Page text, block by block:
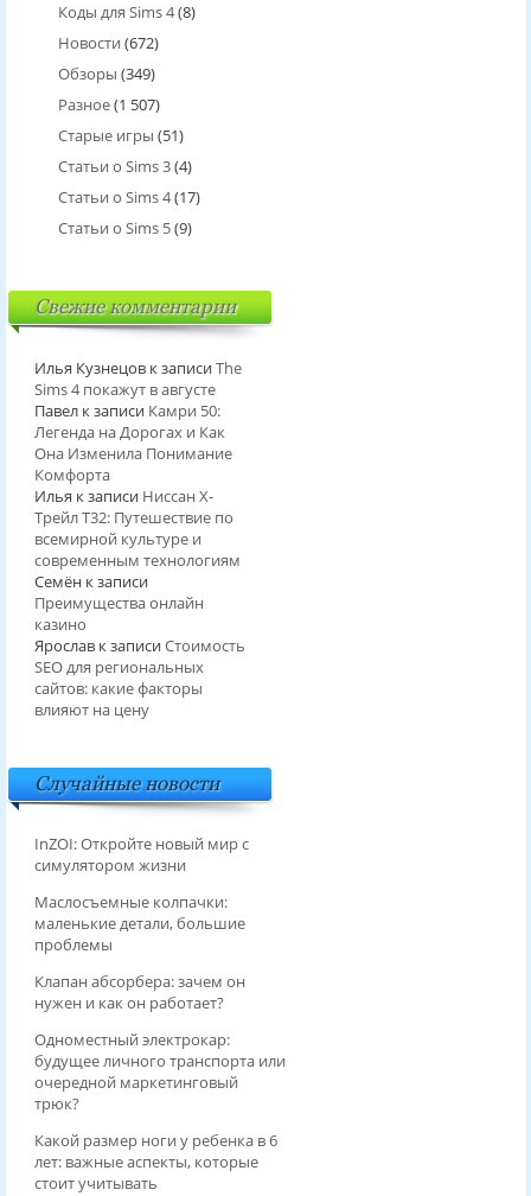
Коды для Sims 4(8)
Новости (672)
Обзоры (349)
Разное(1 507)
Старые игры (51)
Статьи о Sims 3(4)
Статьи о Sims 4(17)
Статьи о Sims 5(9)
Свежие комментарии
Илья Кузнецовк записиThe
Sims 4 покажут в августе
Павелк записи Камри 50:
Легенда на Дорогах и Как
Она Изменила Понимание
Комфорта
Илья к записи Ниссан Х-
Трейл T32: Путешествие по
всемирной культуре и
современным технологиям
Семёнк записи
Преимущества онлайн
казино
Ярославк записиСтоимость
SEO для региональных
сайтов: какие факторы
влияют на цену
Случайные новости
InZOI: Откройте новый мир с
симулятором жизни
Маслосъемные колпачки:
маленькие детали, большие
проблемы
Клапан абсорбера: зачем он
нужен и как он работает?
Одноместный электрокар:
будущее личного транспорта или
очередной маркетинговый
трюк?
Какой размер ноги у ребенка в 6
лет: важные аспекты, которые
стоит учитывать